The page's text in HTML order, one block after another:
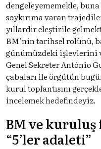
dengeleyememekle,
soykırıma varan
yıllardır eleştirile
BM’nin tarihsel rolünü,
günümüzdeki işlevlerini
Genel Sekreter António
çabaları ile örgütün
kurul toplantısını
incelemek hedefindeyiz.
BM ve kuruluş
“5’ler adaleti”